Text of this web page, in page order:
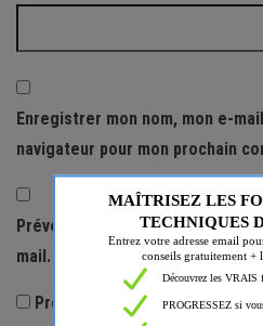
Enregistrer mon nom, mon e-
navigateur pour mon prochain
Prévenez-moi de tous les
mail.
Prévenez-moi de tous les